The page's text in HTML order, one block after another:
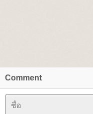
Comment